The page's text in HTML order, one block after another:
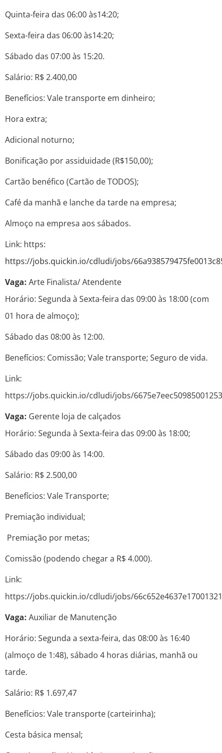
Quinta-feira das 06:00 às14:20;
Sexta-feira das 06:00 às14:20;
Sábado das 07:00 às 15:20.
Salário: R$ 2.400,00
Benefícios: Vale transporte em dinheiro;
Hora extra;
Adicional noturno;
Bonificação por assiduidade (R$150,00);
Cartão benéfico (Cartão de TODOS);
Café da manhã e lanche da tarde na empresa;
Almoço na empresa aos sábados.
Link: https:
https://jobs.quickin.io/cdludi/jobs/
Vaga: Arte Finalista/ Atendente
Horário: Segunda à Sexta-feira das 09:00 às 18:00 (com
01 hora de almoço);
Sábado das 08:00 às 12:00.
Benefícios: Comissão; Vale transporte; Seguro de vida.
Link:
https://jobs.quickin.io/cdludi/jobs/
Vaga: Gerente loja de calçados
Horário: Segunda à Sexta-feira das 09:00 às 18:00;
Sábado das 09:00 às 14:00.
Salário: R$ 2.500,00
Benefícios: Vale Transporte;
Premiação individual;
Premiação por metas;
Comissão (podendo chegar a R$ 4.000).
Link:
https://jobs.quickin.io/cdludi/jobs/
Vaga: Auxiliar de Manutenção
Horário: Segunda a sexta-feira, das 08:00 às 16:40
(almoço de 1:48), sábado 4 horas diárias, manhã ou
tarde.
Salário: R$ 1.697,47
Benefícios: Vale transporte (carteirinha);
Cesta básica mensal;